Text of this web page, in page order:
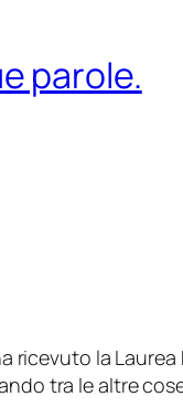
parole.
ricevuto la Laurea
tra le altre